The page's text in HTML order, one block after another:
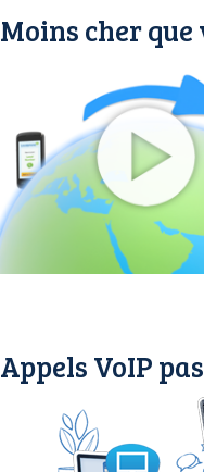
Moins cher
Appels VoIP